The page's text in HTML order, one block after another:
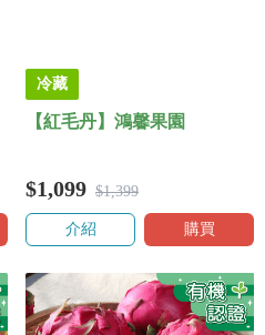
冷藏
【紅毛丹】鴻馨果園
$1,099 $1,399
介紹 購買